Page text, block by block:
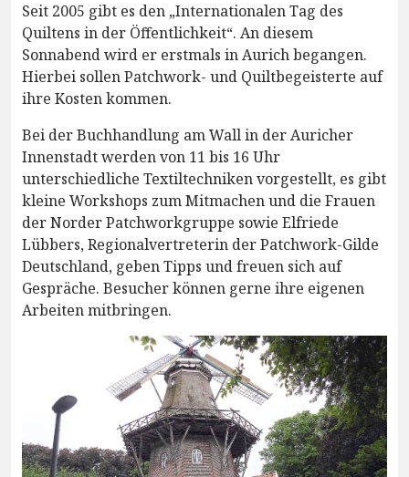
Seit 2005 gibt es den „Internationalen Tag des
Quiltens in der Öffentlichkeit“. An diesem
Sonnabend wird er erstmals in Aurich begangen.
Hierbei sollen Patchwork- und Quiltbegeisterte auf
ihre Kosten kommen.
Bei der Buchhandlung am Wall in der Auricher
Innenstadt werden von 11 bis 16 Uhr
unterschiedliche Textiltechniken vorgestellt, es gibt
kleine Workshops zum Mitmachen und die Frauen
der Norder Patchworkgruppe sowie Elfriede
Lübbers, Regionalvertreterin der Patchwork-Gilde
Deutschland, geben Tipps und freuen sich auf
Gespräche. Besucher können gerne ihre eigenen
Arbeiten mitbringen.